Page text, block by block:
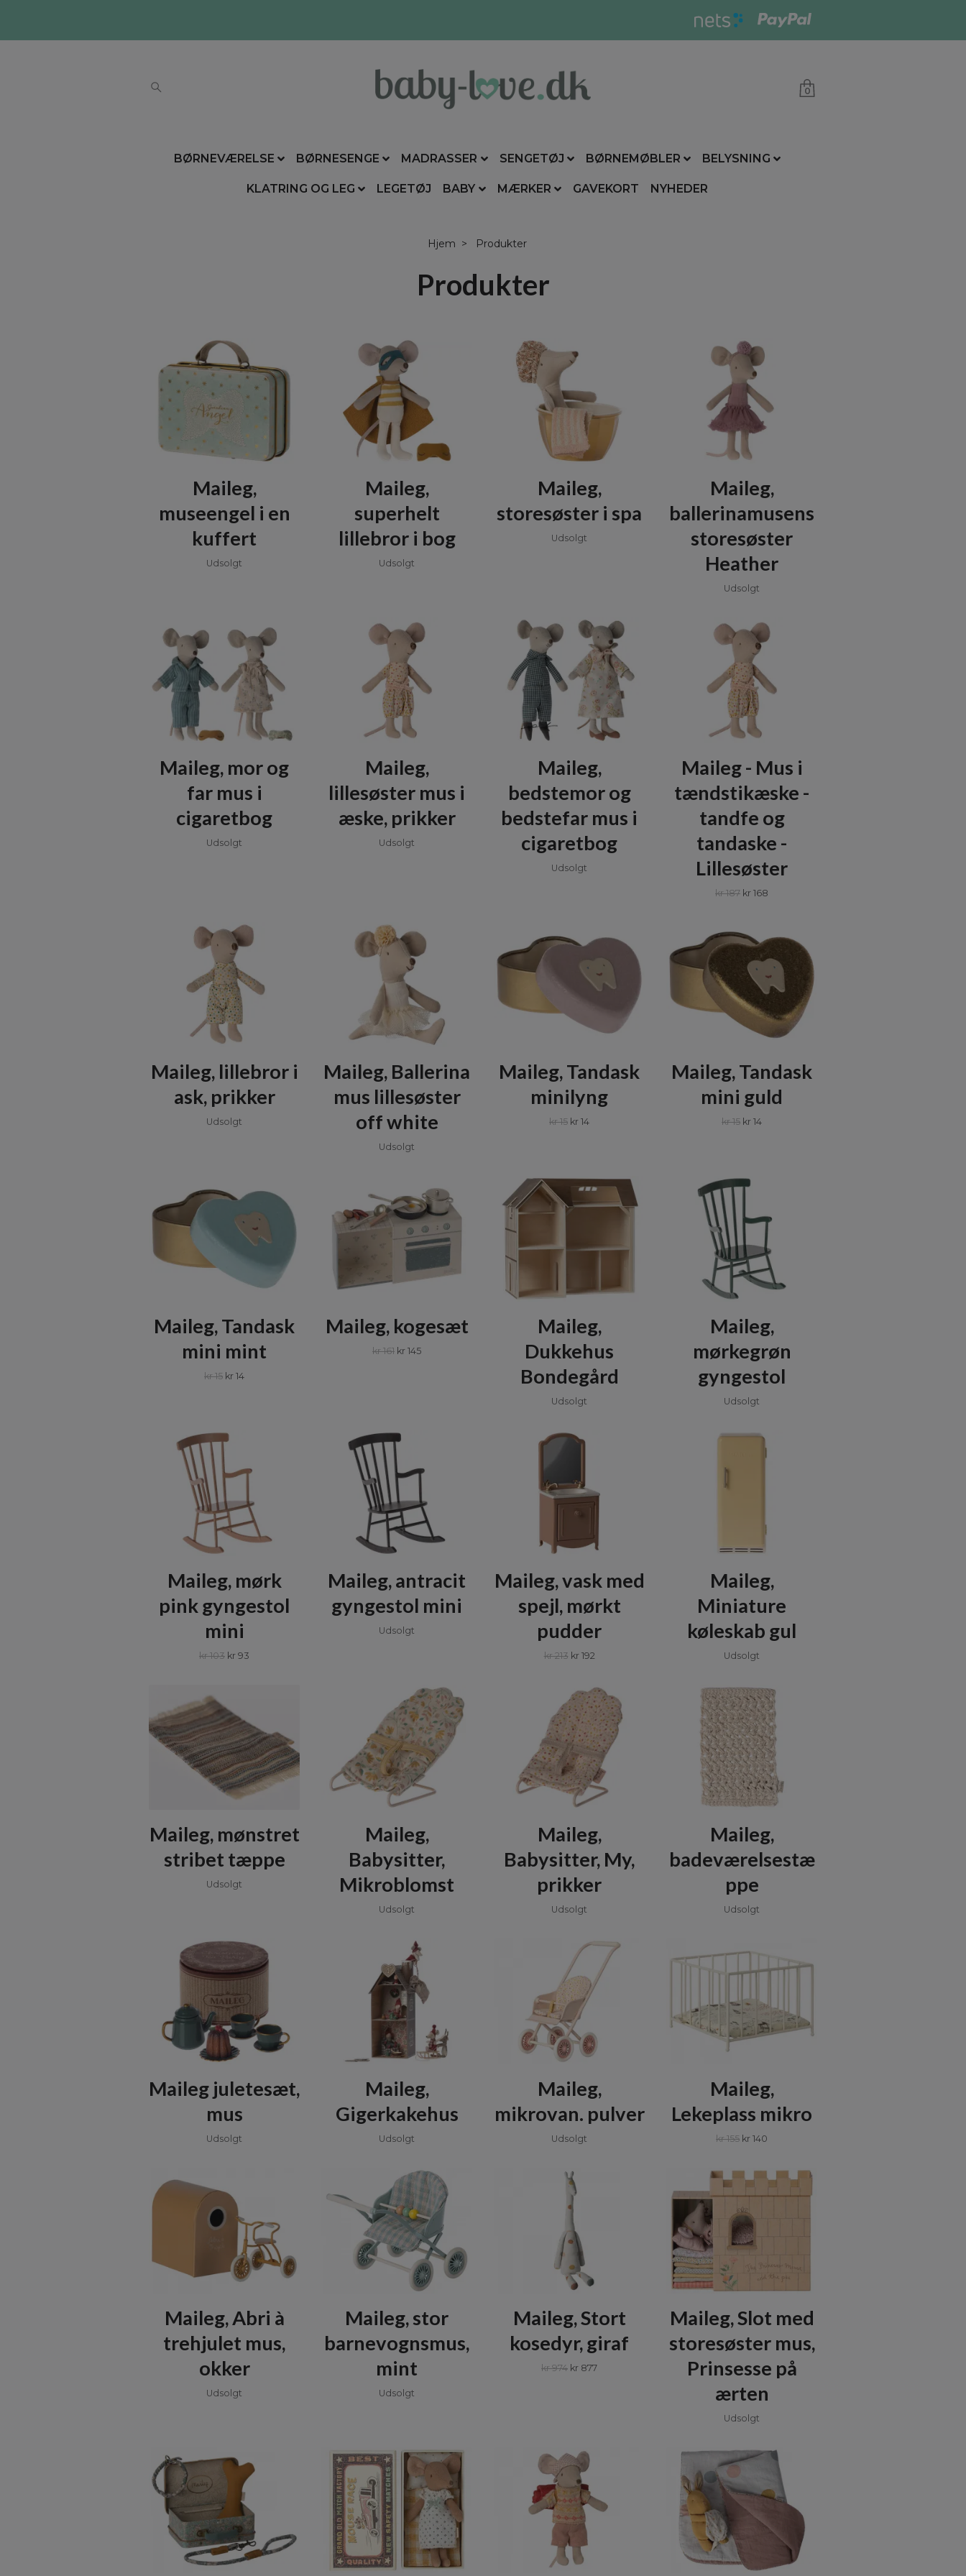
0
BØRNEVÆRELSE BØRNESENGE MADRASSER SENGETØJ BØRNEMØBLER BELYSNING
KLATRING OG LEG LEGETØJ BABY MÆRKER GAVEKORT NYHEDER
Hjem Produkter
Produkter
Maileg,
museengel i en
kuffert
Udsolgt
Maileg,
superhelt
lillebror i bog
Udsolgt
Maileg,
storesøster i spa
Udsolgt
Maileg,
ballerinamusens
storesøster
Heather
Udsolgt
Maileg, mor og
far mus i
cigaretbog
Udsolgt
Maileg,
lillesøster mus i
æske, prikker
Udsolgt
Maileg,
bedstemor og
bedstefar mus i
cigaretbog
Udsolgt
Maileg - Mus i
tændstikæske -
tandfe og
tandaske -
Lillesøster
kr 187 kr 168
Maileg, lillebror i
ask, prikker
Udsolgt
Maileg, Ballerina
mus lillesøster
off white
Udsolgt
Maileg, Tandask
minilyng
kr 15 kr 14
Maileg, Tandask
mini guld
kr 15 kr 14
Maileg, Tandask
mini mint
kr 15 kr 14
Maileg, kogesæt
kr 161 kr 145
Maileg,
Dukkehus
Bondegård
Udsolgt
Maileg,
mørkegrøn
gyngestol
Udsolgt
Maileg, mørk
pink gyngestol
mini
kr 103 kr 93
Maileg, antracit
gyngestol mini
Udsolgt
Maileg, vask med
spejl, mørkt
pudder
kr 213 kr 192
Maileg,
Miniature
køleskab gul
Udsolgt
Maileg, mønstret
stribet tæppe
Udsolgt
Maileg,
Babysitter,
Mikroblomst
Udsolgt
Maileg,
Babysitter, My,
prikker
Udsolgt
Maileg,
badeværelsestæ
ppe
Udsolgt
Maileg juletesæt,
mus
Udsolgt
Maileg,
Gigerkakehus
Udsolgt
Maileg,
mikrovan. pulver
Udsolgt
Maileg,
Lekeplass mikro
kr 155 kr 140
Maileg, Abri à
trehjulet mus,
okker
Udsolgt
Maileg, stor
barnevognsmus,
mint
Udsolgt
Maileg, Stort
kosedyr, giraf
kr 974 kr 877
Maileg, Slot med
storesøster mus,
Prinsesse på
ærten
Udsolgt